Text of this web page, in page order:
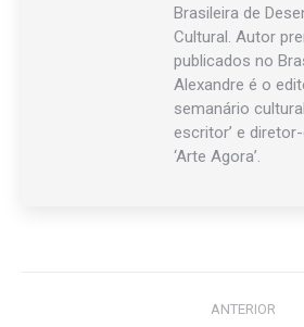
Brasileira de
Cultural. Autor
publicados no
Alexandre é o
semanário
escritor’ e
‘Arte Agora’.
NavegaçãoANTERIOR